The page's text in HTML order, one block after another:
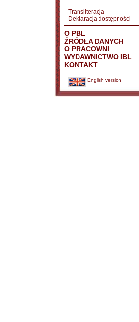
Transliteracja
Deklaracja dostępności
O PBL
ŹRÓDŁA DANYCH
O PRACOWNI
WYDAWNICTWO IBL
KONTAKT
English version